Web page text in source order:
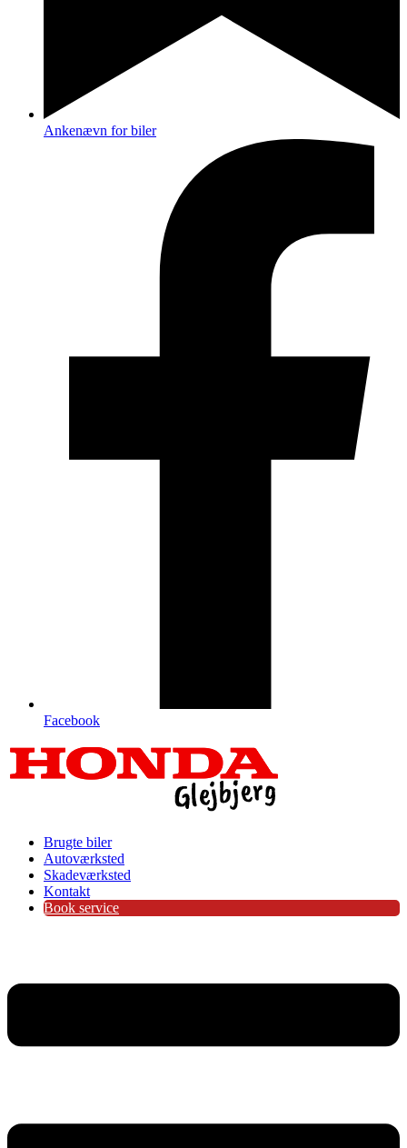
Ankenævn for biler
Facebook
Brugte biler
Autoværksted
Skadeværksted
Kontakt
Book service